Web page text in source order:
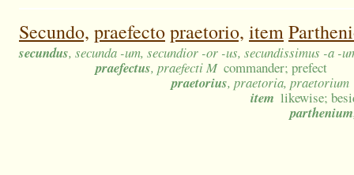
Secundo, praefectopraetorio, item
secundus, secunda -um, secundior -or -us, secundissimus -a -
praefectus, praefecti M commander; prefect
praetorius, praetoria, praetorium
item likewise;
parthenium